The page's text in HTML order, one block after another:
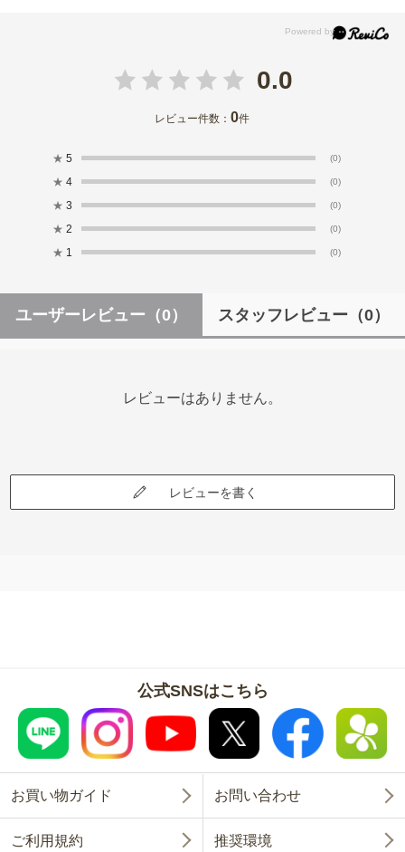
0.0
レビュー件数：0件
★ 5 (0)
★ 4 (0)
★ 3 (0)
★ 2 (0)
★ 1 (0)
ユーザーレビュー （0） スタッフレビュー （0）
レビューはありません。
レビューを書く
公式SNSはこちら
お買い物ガイド お問い合わせ
ご利用規約 推奨環境